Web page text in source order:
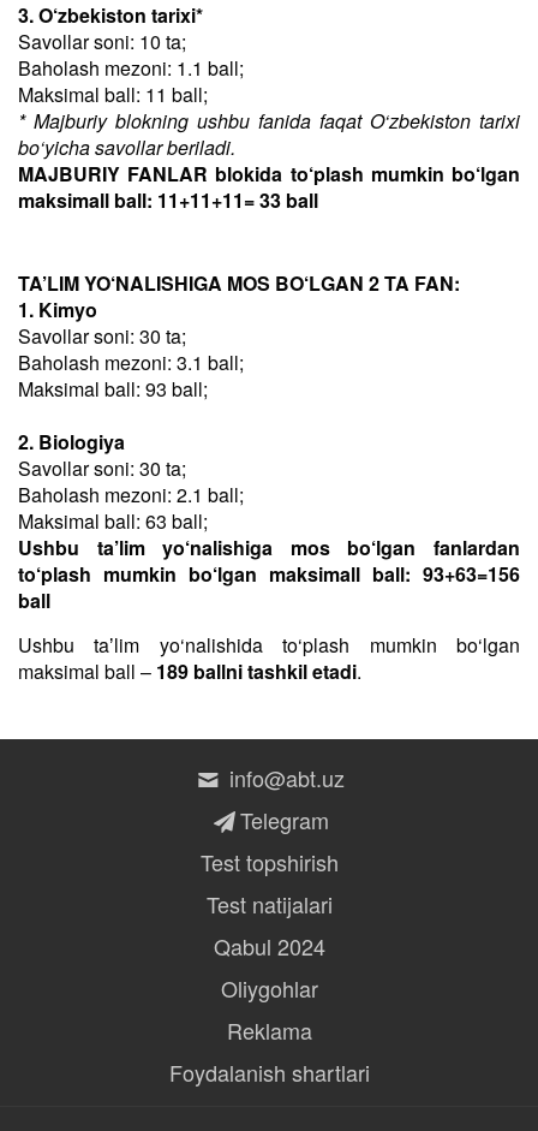
3. O‘zbekiston tarixi*
Savollar soni: 10 ta;
Baholash mezoni: 1.1 ball;
Maksimal ball: 11 ball;
* Majburiy blokning ushbu fanida faqat O‘zbekiston tarixi
bo‘yicha savollar beriladi.
MAJBURIY FANLAR blokida to‘plash mumkin bo‘lgan
maksimall ball: 11+11+11= 33 ball
TA’LIM YO‘NALISHIGA MOS BO‘LGAN 2 TA FAN:
1. Kimyo
Savollar soni: 30 ta;
Baholash mezoni: 3.1 ball;
Maksimal ball: 93 ball;
2. Biologiya
Savollar soni: 30 ta;
Baholash mezoni: 2.1 ball;
Maksimal ball: 63 ball;
Ushbu ta’lim yo‘nalishiga mos bo‘lgan fanlardan
to‘plash mumkin bo‘lgan maksimall ball: 93+63=156
ball
Ushbu taʼlim yo‘nalishida to‘plash mumkin bo‘lgan
maksimal ball – 189 ballni tashkil etadi.
info@abt.uz
Telegram
Test topshirish
Test natijalari
Qabul 2024
Oliygohlar
Reklama
Foydalanish shartlari